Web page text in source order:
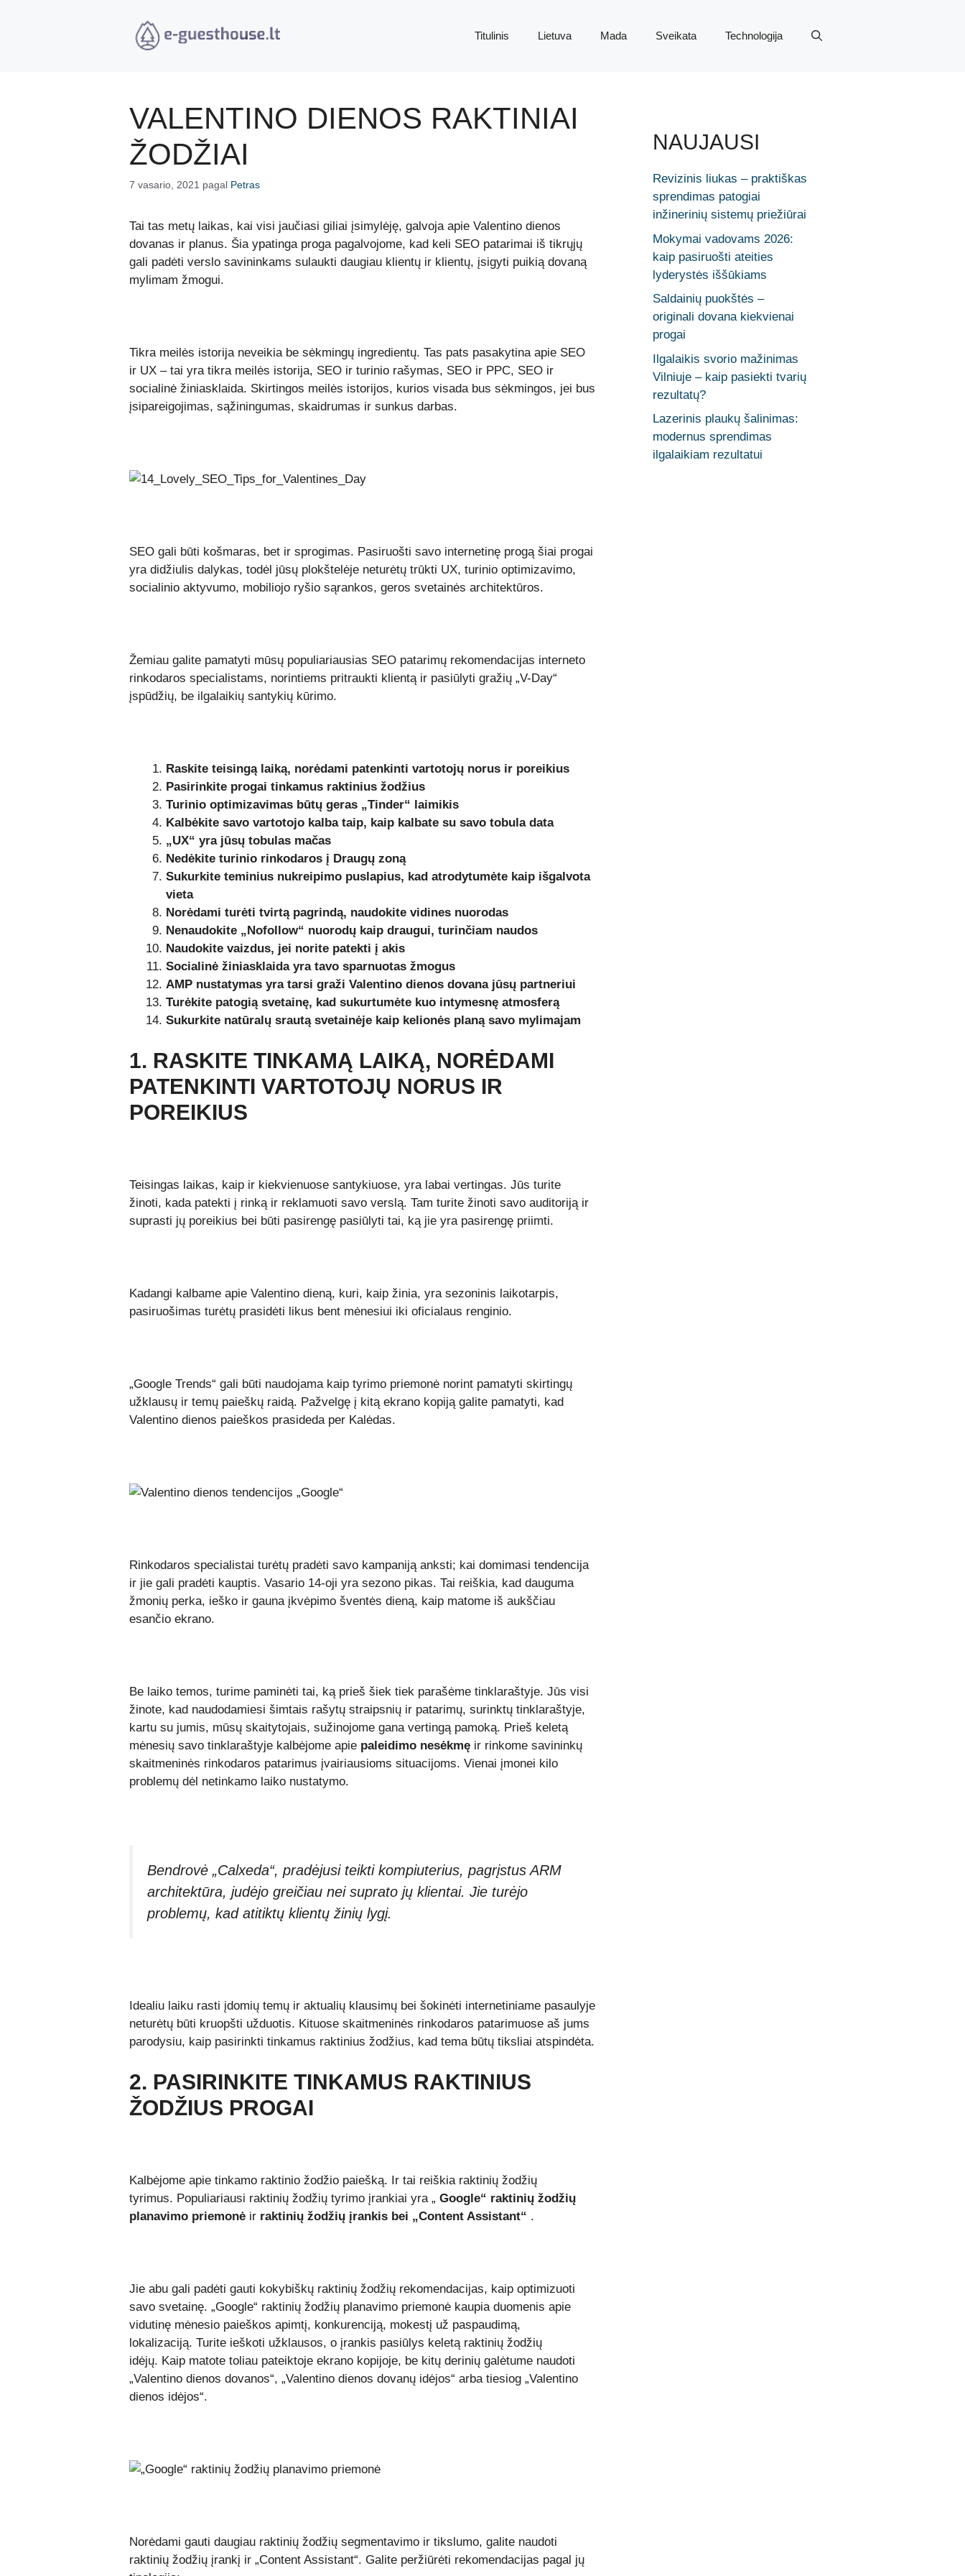
Titulinis Lietuva Mada Sveikata Technologija
VALENTINO DIENOS RAKTINIAI
ŽODŽIAI
7 vasario, 2021 pagal Petras
Tai tas metų laikas, kai visi jaučiasi giliai įsimylėję, galvoja apie Valentino dienos
dovanas ir planus. Šia ypatinga proga pagalvojome, kad keli SEO patarimai iš tikrųjų
gali padėti verslo savininkams sulaukti daugiau klientų ir klientų, įsigyti puikią dovaną
mylimam žmogui.
Tikra meilės istorija neveikia be sėkmingų ingredientų. Tas pats pasakytina apie SEO
ir UX – tai yra tikra meilės istorija, SEO ir turinio rašymas, SEO ir PPC, SEO ir
socialinė žiniasklaida. Skirtingos meilės istorijos, kurios visada bus sėkmingos, jei bus
įsipareigojimas, sąžiningumas, skaidrumas ir sunkus darbas.
SEO gali būti košmaras, bet ir sprogimas. Pasiruošti savo internetinę progą šiai progai
yra didžiulis dalykas, todėl jūsų plokštelėje neturėtų trūkti UX, turinio optimizavimo,
socialinio aktyvumo, mobiliojo ryšio sąrankos, geros svetainės architektūros.
Žemiau galite pamatyti mūsų populiariausias SEO patarimų rekomendacijas interneto
rinkodaros specialistams, norintiems pritraukti klientą ir pasiūlyti gražių „V-Day“
įspūdžių, be ilgalaikių santykių kūrimo.
Raskite teisingą laiką, norėdami patenkinti vartotojų norus ir poreikius
Pasirinkite progai tinkamus raktinius žodžius
Turinio optimizavimas būtų geras „Tinder“ laimikis
Kalbėkite savo vartotojo kalba taip, kaip kalbate su savo tobula data
„UX“ yra jūsų tobulas mačas
Nedėkite turinio rinkodaros į Draugų zoną
Sukurkite teminius nukreipimo puslapius, kad atrodytumėte kaip išgalvota
vieta
Norėdami turėti tvirtą pagrindą, naudokite vidines nuorodas
Nenaudokite „Nofollow“ nuorodų kaip draugui, turinčiam naudos
Naudokite vaizdus, ​​jei norite patekti į akis
Socialinė žiniasklaida yra tavo sparnuotas žmogus
AMP nustatymas yra tarsi graži Valentino dienos dovana jūsų partneriui
Turėkite patogią svetainę, kad sukurtumėte kuo intymesnę atmosferą
Sukurkite natūralų srautą svetainėje kaip kelionės planą savo mylimajam
1. RASKITE TINKAMĄ LAIKĄ, NORĖDAMI
PATENKINTI VARTOTOJŲ NORUS IR
POREIKIUS
Teisingas laikas, kaip ir kiekvienuose santykiuose, yra labai vertingas. Jūs turite
žinoti, kada patekti į rinką ir reklamuoti savo verslą. Tam turite žinoti savo auditoriją ir
suprasti jų poreikius bei būti pasirengę pasiūlyti tai, ką jie yra pasirengę priimti.
Kadangi kalbame apie Valentino dieną, kuri, kaip žinia, yra sezoninis laikotarpis,
pasiruošimas turėtų prasidėti likus bent mėnesiui iki oficialaus renginio.
„Google Trends“ gali būti naudojama kaip tyrimo priemonė norint pamatyti skirtingų
užklausų ir temų paieškų raidą. Pažvelgę ​​į kitą ekrano kopiją galite pamatyti, kad
Valentino dienos paieškos prasideda per Kalėdas.
Rinkodaros specialistai turėtų pradėti savo kampaniją anksti; kai domimasi tendencija
ir jie gali pradėti kauptis. Vasario 14-oji yra sezono pikas. Tai reiškia, kad dauguma
žmonių perka, ieško ir gauna įkvėpimo šventės dieną, kaip matome iš aukščiau
esančio ekrano.
Be laiko temos, turime paminėti tai, ką prieš šiek tiek parašėme tinklaraštyje. Jūs visi
žinote, kad naudodamiesi šimtais rašytų straipsnių ir patarimų, surinktų tinklaraštyje,
kartu su jumis, mūsų skaitytojais, sužinojome gana vertingą pamoką. Prieš keletą
mėnesių savo tinklaraštyje kalbėjome apie paleidimo nesėkmęir rinkome savininkų
skaitmeninės rinkodaros patarimus įvairiausioms situacijoms. Vienai įmonei kilo
problemų dėl netinkamo laiko nustatymo.
Bendrovė „Calxeda“, pradėjusi teikti kompiuterius, pagrįstus ARM
architektūra, judėjo greičiau nei suprato jų klientai. Jie turėjo
problemų, kad atitiktų klientų žinių lygį.
Idealiu laiku rasti įdomių temų ir aktualių klausimų bei šokinėti internetiniame pasaulyje
neturėtų būti kruopšti užduotis. Kituose skaitmeninės rinkodaros patarimuose aš jums
parodysiu, kaip pasirinkti tinkamus raktinius žodžius, kad tema būtų tiksliai atspindėta.
2. PASIRINKITE TINKAMUS RAKTINIUS
ŽODŽIUS PROGAI
Kalbėjome apie tinkamo raktinio žodžio paiešką. Ir tai reiškia raktinių žodžių
tyrimus. Populiariausi raktinių žodžių tyrimo įrankiai yra „ Google“ raktinių žodžių
planavimo priemonėir raktinių žodžių įrankis bei „Content Assistant“ .
Jie abu gali padėti gauti kokybiškų raktinių žodžių rekomendacijas, kaip optimizuoti
savo svetainę. „Google“ raktinių žodžių planavimo priemonė kaupia duomenis apie
vidutinę mėnesio paieškos apimtį, konkurenciją, mokestį už paspaudimą,
lokalizaciją. Turite ieškoti užklausos, o įrankis pasiūlys keletą raktinių žodžių
idėjų. Kaip matote toliau pateiktoje ekrano kopijoje, be kitų derinių galėtume naudoti
„Valentino dienos dovanos“, „Valentino dienos dovanų idėjos“ arba tiesiog „Valentino
dienos idėjos“.
Norėdami gauti daugiau raktinių žodžių segmentavimo ir tikslumo, galite naudoti
raktinių žodžių įrankį ir „Content Assistant“. Galite peržiūrėti rekomendacijas pagal jų
NAUJAUSI
Revizinis liukas – praktiškas
sprendimas patogiai
inžinerinių sistemų priežiūrai
Mokymai vadovams 2026:
kaip pasiruošti ateities
lyderystės iššūkiams
Saldainių puokštės –
originali dovana kiekvienai
progai
Ilgalaikis svorio mažinimas
Vilniuje – kaip pasiekti tvarių
rezultatų?
Lazerinis plaukų šalinimas:
modernus sprendimas
ilgalaikiam rezultatui